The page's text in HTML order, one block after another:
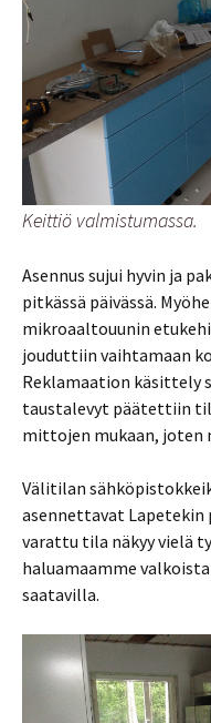
Keittiö valmistumassa.
Asennus sujui hyvin ja
pitkässä päivässä.
mikroaaltouunin
jouduttiin vaihtamaan
Reklamaation käsittely
taustalevyt päätettiin
mittojen mukaan, joten
Välitilan
asennettavat Lapetekin
varattu tila näkyy vielä
haluamaamme
saatavilla.